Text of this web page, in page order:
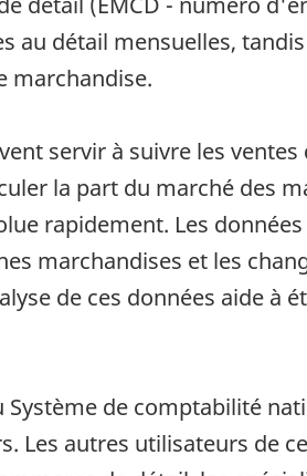
détail mensuelles,
marchandise.
servir à suivre les
la part du marché des
rapidement. Les
marchandises et les
de ces données aide à
de comptabilité
Les autres utilisateurs de